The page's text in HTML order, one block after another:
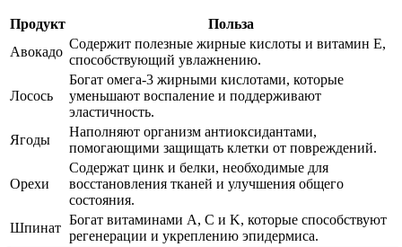
Продукт
Польза
Авокадо
Содержит полезные жирные кислоты и витамин E,
способствующий увлажнению.
Лосось
Богат омега-3 жирными кислотами, которые
уменьшают воспаление и поддерживают
эластичность.
Ягоды
Наполняют организм антиоксидантами,
помогающими защищать клетки от повреждений.
Орехи
Содержат цинк и белки, необходимые для
восстановления тканей и улучшения общего
состояния.
Шпинат
Богат витаминами A, C и K, которые способствуют
регенерации и укреплению эпидермиса.